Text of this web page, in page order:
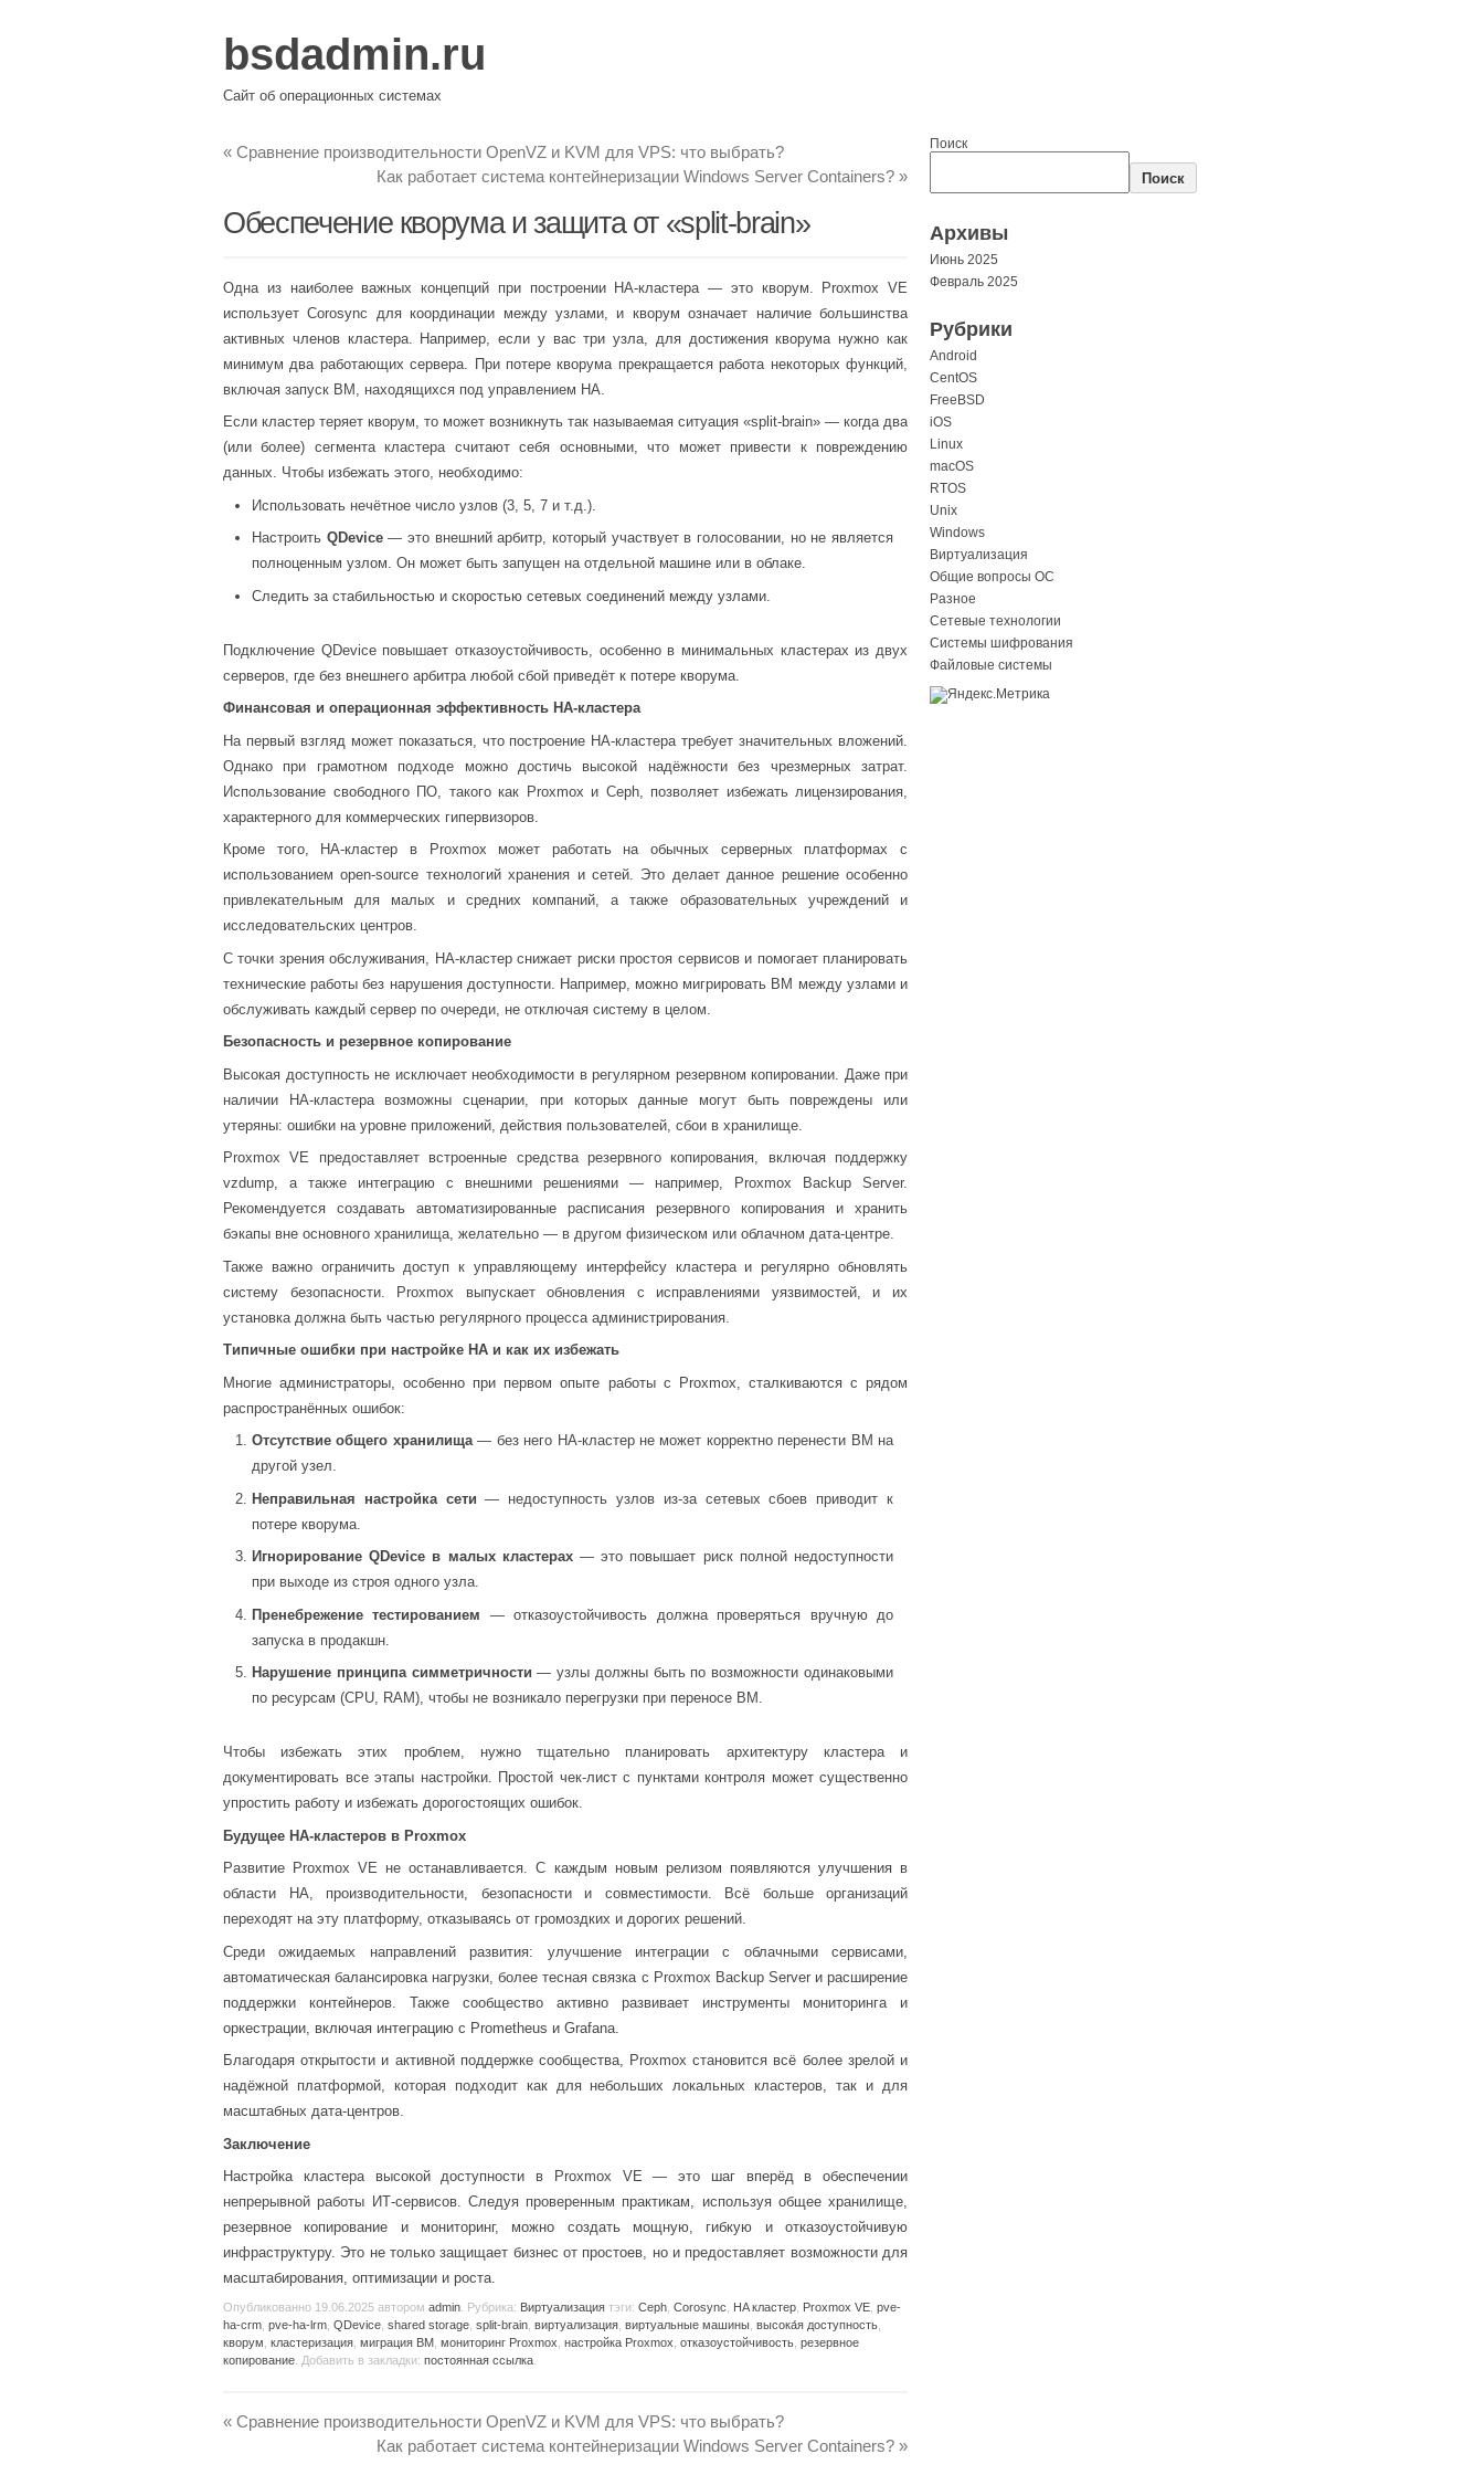
bsdadmin.ru
Сайт об операционных системах
« Сравнение производительности OpenVZ и KVM для VPS: что выбрать?
Как работает система контейнеризации Windows Server Containers? »
Обеспечение кворума и защита от «split-brain»
Одна из наиболее важных концепций при построении HA-кластера — это кворум. Proxmox VE
использует Corosync для координации между узлами, и кворум означает наличие большинства
активных членов кластера. Например, если у вас три узла, для достижения кворума нужно как
минимум два работающих сервера. При потере кворума прекращается работа некоторых функций,
включая запуск ВМ, находящихся под управлением HA.
Если кластер теряет кворум, то может возникнуть так называемая ситуация «split-brain» — когда два
(или более) сегмента кластера считают себя основными, что может привести к повреждению
данных. Чтобы избежать этого, необходимо:
Использовать нечётное число узлов (3, 5, 7 и т.д.).
Настроить QDevice— это внешний арбитр, который участвует в голосовании, но не является
полноценным узлом. Он может быть запущен на отдельной машине или в облаке.
Следить за стабильностью и скоростью сетевых соединений между узлами.
Подключение QDevice повышает отказоустойчивость, особенно в минимальных кластерах из двух
серверов, где без внешнего арбитра любой сбой приведёт к потере кворума.
Финансовая и операционная эффективность HA-кластера
На первый взгляд может показаться, что построение HA-кластера требует значительных вложений.
Однако при грамотном подходе можно достичь высокой надёжности без чрезмерных затрат.
Использование свободного ПО, такого как Proxmox и Ceph, позволяет избежать лицензирования,
характерного для коммерческих гипервизоров.
Кроме того, HA-кластер в Proxmox может работать на обычных серверных платформах с
использованием open-source технологий хранения и сетей. Это делает данное решение особенно
привлекательным для малых и средних компаний, а также образовательных учреждений и
исследовательских центров.
С точки зрения обслуживания, HA-кластер снижает риски простоя сервисов и помогает планировать
технические работы без нарушения доступности. Например, можно мигрировать ВМ между узлами и
обслуживать каждый сервер по очереди, не отключая систему в целом.
Безопасность и резервное копирование
Высокая доступность не исключает необходимости в регулярном резервном копировании. Даже при
наличии HA-кластера возможны сценарии, при которых данные могут быть повреждены или
утеряны: ошибки на уровне приложений, действия пользователей, сбои в хранилище.
Proxmox VE предоставляет встроенные средства резервного копирования, включая поддержку
vzdump, а также интеграцию с внешними решениями — например, Proxmox Backup Server.
Рекомендуется создавать автоматизированные расписания резервного копирования и хранить
бэкапы вне основного хранилища, желательно — в другом физическом или облачном дата-центре.
Также важно ограничить доступ к управляющему интерфейсу кластера и регулярно обновлять
систему безопасности. Proxmox выпускает обновления с исправлениями уязвимостей, и их
установка должна быть частью регулярного процесса администрирования.
Типичные ошибки при настройке HA и как их избежать
Многие администраторы, особенно при первом опыте работы с Proxmox, сталкиваются с рядом
распространённых ошибок:
Отсутствие общего хранилища— без него HA-кластер не может корректно перенести ВМ на
другой узел.
Неправильная настройка сети — недоступность узлов из-за сетевых сбоев приводит к
потере кворума.
Игнорирование QDevice в малых кластерах— это повышает риск полной недоступности
при выходе из строя одного узла.
Пренебрежение тестированием — отказоустойчивость должна проверяться вручную до
запуска в продакшн.
Нарушение принципа симметричности — узлы должны быть по возможности одинаковыми
по ресурсам (CPU, RAM), чтобы не возникало перегрузки при переносе ВМ.
Чтобы избежать этих проблем, нужно тщательно планировать архитектуру кластера и
документировать все этапы настройки. Простой чек-лист с пунктами контроля может существенно
упростить работу и избежать дорогостоящих ошибок.
Будущее HA-кластеров в Proxmox
Развитие Proxmox VE не останавливается. С каждым новым релизом появляются улучшения в
области HA, производительности, безопасности и совместимости. Всё больше организаций
переходят на эту платформу, отказываясь от громоздких и дорогих решений.
Среди ожидаемых направлений развития: улучшение интеграции с облачными сервисами,
автоматическая балансировка нагрузки, более тесная связка с Proxmox Backup Server и расширение
поддержки контейнеров. Также сообщество активно развивает инструменты мониторинга и
оркестрации, включая интеграцию с Prometheus и Grafana.
Благодаря открытости и активной поддержке сообщества, Proxmox становится всё более зрелой и
надёжной платформой, которая подходит как для небольших локальных кластеров, так и для
масштабных дата-центров.
Заключение
Настройка кластера высокой доступности в Proxmox VE — это шаг вперёд в обеспечении
непрерывной работы ИТ-сервисов. Следуя проверенным практикам, используя общее хранилище,
резервное копирование и мониторинг, можно создать мощную, гибкую и отказоустойчивую
инфраструктуру. Это не только защищает бизнес от простоев, но и предоставляет возможности для
масштабирования, оптимизации и роста.
Опубликованно 19.06.2025 автором admin . Рубрика: Виртуализация тэги: Ceph Corosync HA кластер Proxmox VE pve-
ha-crm pve-ha-lrm QDevice shared storage split-brain виртуализация виртуальные машины высока́я доступность
кворум кластеризация миграция ВМ мониторинг Proxmox настройка Proxmox отказоустойчивость резервное
копирование . Добавить в закладки: постоянная ссылка
« Сравнение производительности OpenVZ и KVM для VPS: что выбрать?
Как работает система контейнеризации Windows Server Containers? »
Поиск
Поиск
Архивы
Июнь 2025
Февраль 2025
Рубрики
Android
CentOS
FreeBSD
iOS
Linux
macOS
RTOS
Unix
Windows
Виртуализация
Общие вопросы ОС
Разное
Сетевые технологии
Системы шифрования
Файловые системы